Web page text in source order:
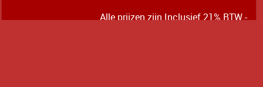
Alle prijzen zijn Inclusief 21% BTW -